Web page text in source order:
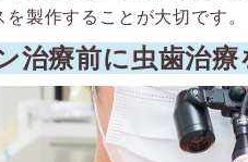
製作することが大切です。
治療前に虫歯治